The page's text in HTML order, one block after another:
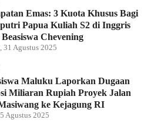
Emas: 3 Kuota Khusus Bagi
Papua Kuliah S2 di Inggris
Chevening
31 Agustus 2025
Maluku Laporkan Dugaan
Miliaran Rupiah Proyek Jalan
ke Kejagung RI
Agustus 2025